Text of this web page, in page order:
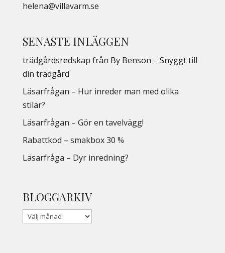
helena@villavarm.se
SENASTE INLÄGGEN
trädgårdsredskap från By Benson – Snyggt till
din trädgård
Läsarfrågan – Hur inreder man med olika
stilar?
Läsarfrågan – Gör en tavelvägg!
Rabattkod – smakbox 30 %
Läsarfråga – Dyr inredning?
BLOGGARKIV